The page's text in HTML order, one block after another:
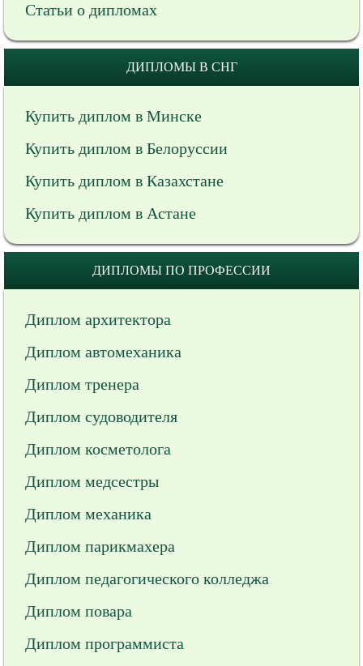
Статьи о дипломах
ДИПЛОМЫ В СНГ
Купить диплом в Минске
Купить диплом в Белоруссии
Купить диплом в Казахстане
Купить диплом в Астане
ДИПЛОМЫ ПО ПРОФЕССИИ
Диплом архитектора
Диплом автомеханика
Диплом тренера
Диплом судоводителя
Диплом косметолога
Диплом медсестры
Диплом механика
Диплом парикмахера
Диплом педагогического колледжа
Диплом повара
Диплом программиста